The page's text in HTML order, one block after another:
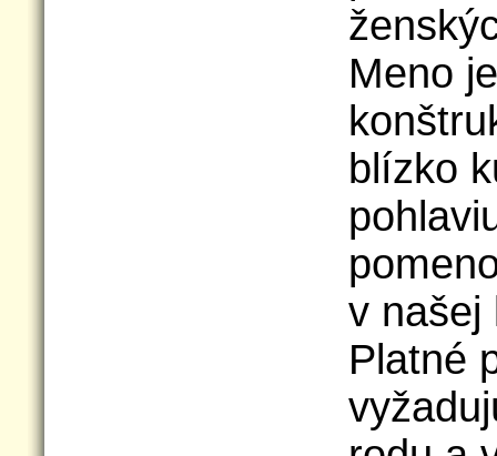
Meno
blízko
v našej
Platné